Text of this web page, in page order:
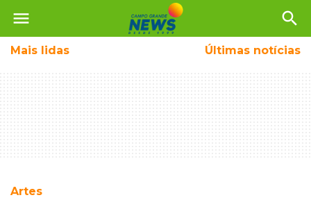
menu search
Mais lidas Últimas notícias
Artes